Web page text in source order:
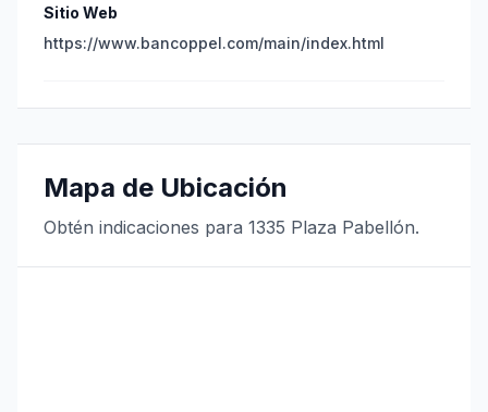
Sitio Web
https://www.bancoppel.com/main/index.html
Mapa de Ubicación
Obtén indicaciones para 1335 Plaza Pabellón.